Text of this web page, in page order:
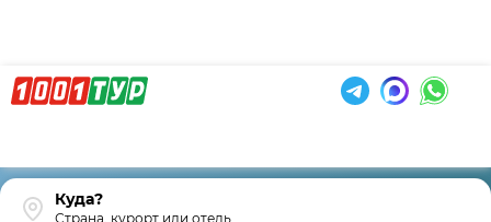
Страна, курорт или отель